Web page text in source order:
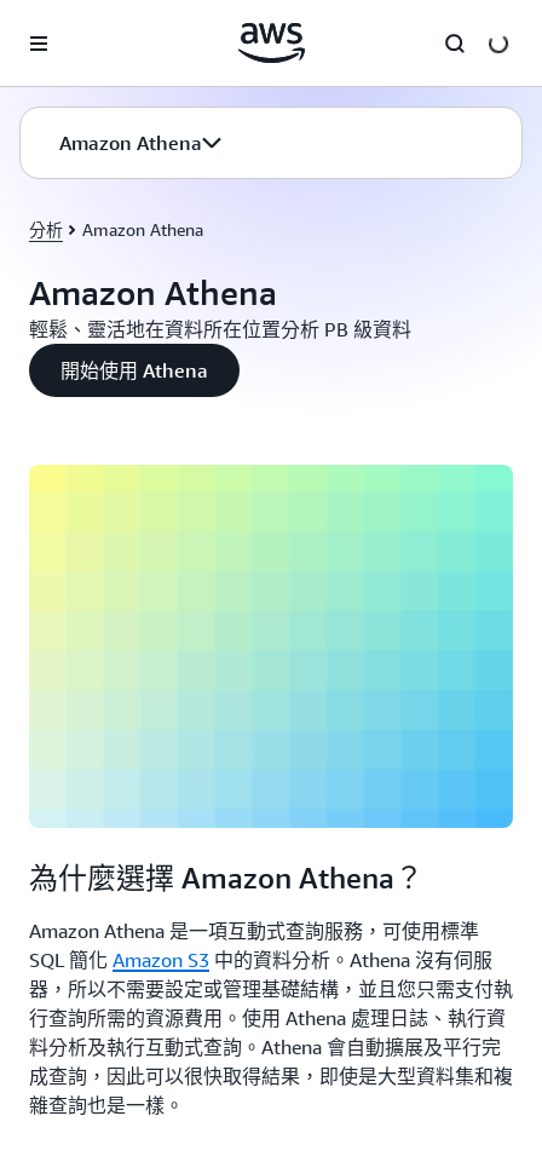
Amazon Athena
分析 Amazon Athena
Amazon Athena
輕鬆、靈活地在資料所在位置分析 PB 級資料
開始使用 Athena
為什麼選擇 Amazon Athena？
Amazon Athena 是一項互動式查詢服務，可使用標準
SQL 簡化 Amazon S3 中的資料分析。Athena 沒有伺服
器，所以不需要設定或管理基礎結構，並且您只需支付執
行查詢所需的資源費用。使用 Athena 處理日誌、執行資
料分析及執行互動式查詢。Athena 會自動擴展及平行完
成查詢，因此可以很快取得結果，即使是大型資料集和複
雜查詢也是一樣。